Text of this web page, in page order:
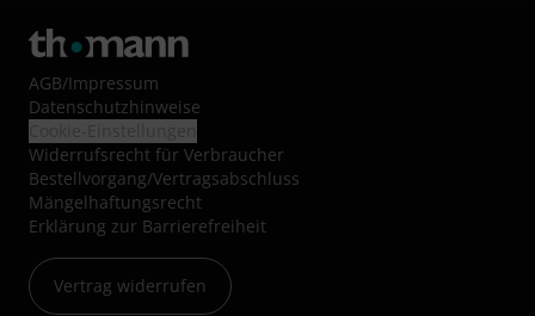
AGB/Impressum
Datenschutzhinweise
Widerrufsrecht für Verbraucher
Bestellvorgang/Vertragsabschluss
Mängelhaftungsrecht
Erklärung zur Barrierefreiheit
Vertrag widerrufen